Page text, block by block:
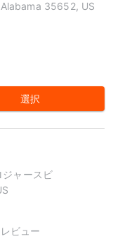
35652, US
選択
ャースビ
ビュー